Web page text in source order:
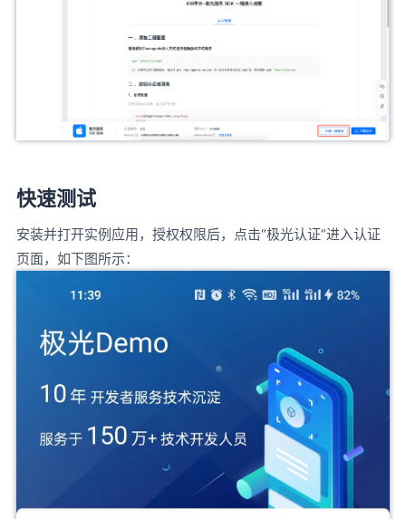
快速测试
安装并打开实例应用，授权权限后，点击“极光认证”进入认证
页面，如下图所示：